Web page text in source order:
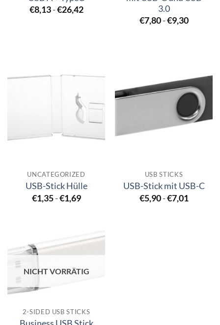
€8,13-€26,42
3.0
€7,80-€9,30
UNCATEGORIZED
USB-Stick Hülle
€1,35-€1,69
USB STICKS
USB-Stick mit USB-C
€5,90-€7,01
NICHT VORRÄTIG
2-SIDED USB STICKS